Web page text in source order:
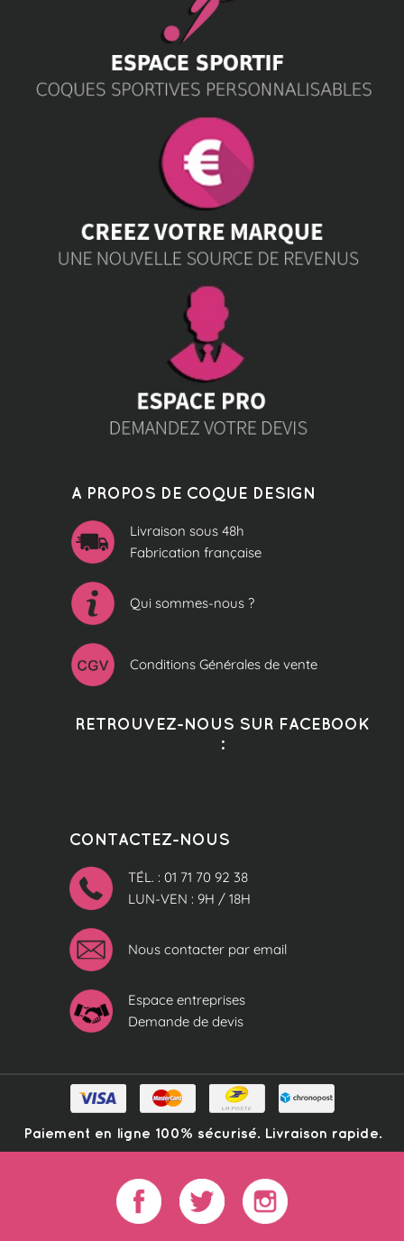
A PROPOS DE COQUE DESIGN
Livraison sous 48h
Fabrication française
Qui sommes-nous ?
Conditions Générales de vente
RETROUVEZ-NOUS SUR FACEBOOK
:
CONTACTEZ-NOUS
TÉL. : 01 71 70 92 38
LUN-VEN : 9H / 18H
Nous contacter par email
Espace entreprises
Demande de devis
Paiement en ligne 100% sécurisé. Livraison rapide.